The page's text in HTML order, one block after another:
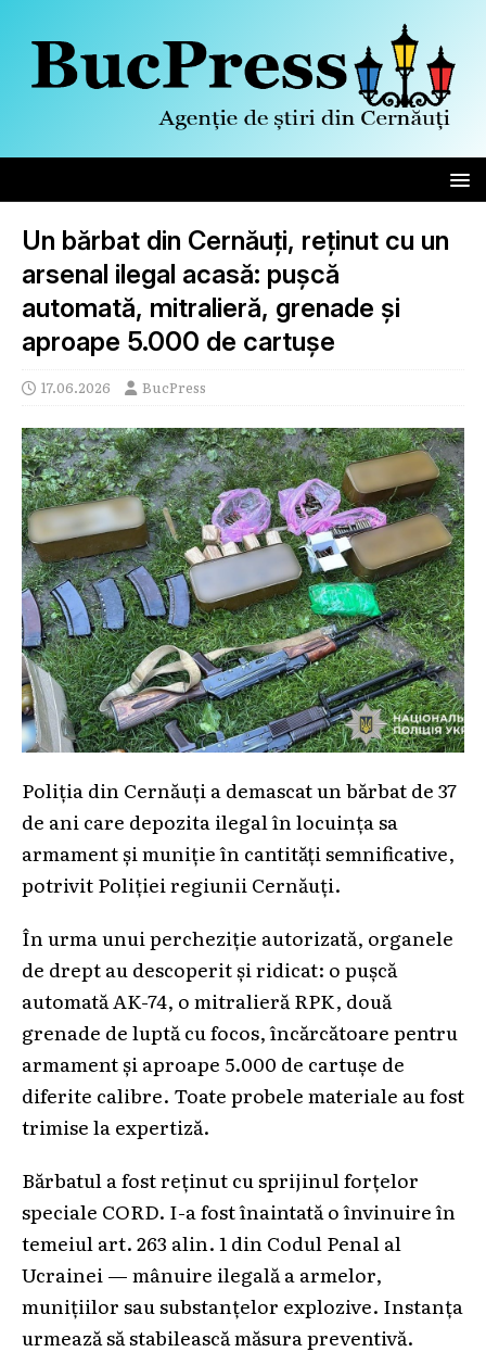
Un bărbat din Cernăuți, reținut cu un
arsenal ilegal acasă: pușcă
automată, mitralieră, grenade și
aproape 5.000 de cartușe
17.06.2026 BucPress
Poliția din Cernăuți a demascat un bărbat de 37
de ani care depozita ilegal în locuința sa
armament și muniție în cantități semnificative,
potrivit Poliției regiunii Cernăuți.
În urma unui percheziție autorizată, organele
de drept au descoperit și ridicat: o pușcă
automată AK-74, o mitralieră RPK, două
grenade de luptă cu focos, încărcătoare pentru
armament și aproape 5.000 de cartușe de
diferite calibre. Toate probele materiale au fost
trimise la expertiză.
Bărbatul a fost reținut cu sprijinul forțelor
speciale CORD. I-a fost înaintată o învinuire în
temeiul art. 263 alin. 1 din Codul Penal al
Ucrainei — mânuire ilegală a armelor,
munițiilor sau substanțelor explozive. Instanța
urmează să stabilească măsura preventivă.